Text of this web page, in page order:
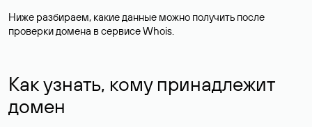
Ниже разбираем, какие данные можно получить после
проверки домена в сервисе Whois.
Как узнать, кому принадлежит
домен